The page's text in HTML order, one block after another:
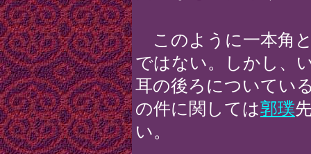
このように一本角
ではない。しかし、
耳の後ろについてい
の件に関しては郭璞
い。